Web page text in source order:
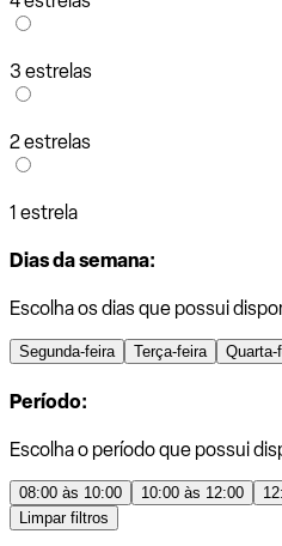
3 estrelas
2 estrelas
1 estrela
Dias da semana:
Escolha os dias que possui
Segunda-feira Terça-feira Quarta-
Período:
Escolha o período que possui
08:00 às 10:00 10:00 às 12:00
Limpar filtros